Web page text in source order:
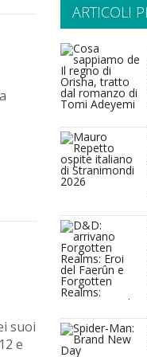
suoi
e
ARTICOLI